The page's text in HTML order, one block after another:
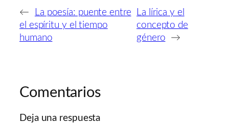
←
La poesía: puente entre
el espíritu y el tiempo
humano
La lírica y el
concepto de
género
→
Comentarios
Deja una respuesta